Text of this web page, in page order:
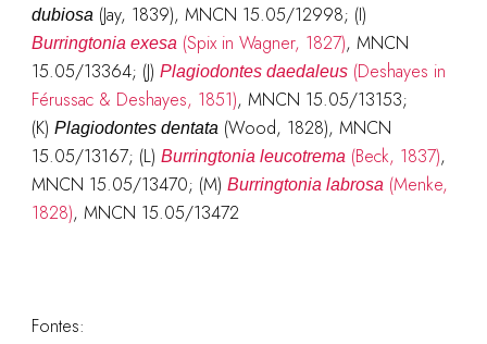
dubiosa(Jay, 1839), MNCN 15.05/12998; (I)
Burringtonia exesa(Spix in Wagner, 1827), MNCN
15.05/13364; (J) Plagiodontes daedaleus(Deshayes in
Férussac & Deshayes, 1851), MNCN 15.05/13153;
(K) Plagiodontes dentata(Wood, 1828), MNCN
15.05/13167; (L) Burringtonia leucotrema(Beck, 1837),
MNCN 15.05/13470; (M) Burringtonia labrosa(Menke,
1828), MNCN 15.05/13472
Fontes: